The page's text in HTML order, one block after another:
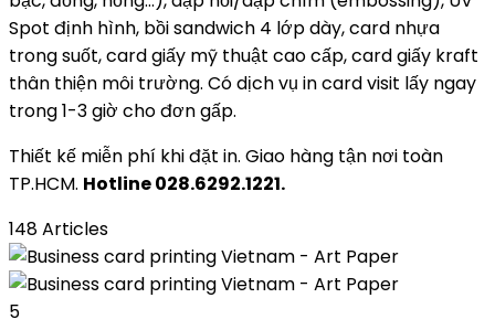
Spot định hình, bồi sandwich 4 lớp dày, card nhựa
trong suốt, card giấy mỹ thuật cao cấp, card giấy kraft
thân thiện môi trường. Có dịch vụ in card visit lấy ngay
trong 1-3 giờ cho đơn gấp.
Thiết kế miễn phí khi đặt in. Giao hàng tận nơi toàn
TP.HCM. Hotline 028.6292.1221.
148 Articles
5